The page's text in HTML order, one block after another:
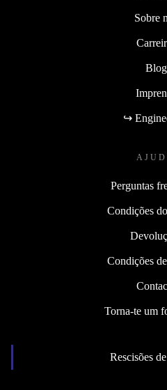
Sobre
Blog
↪
Perguntas
Condições
Condições
Torna-te um
Rescisões